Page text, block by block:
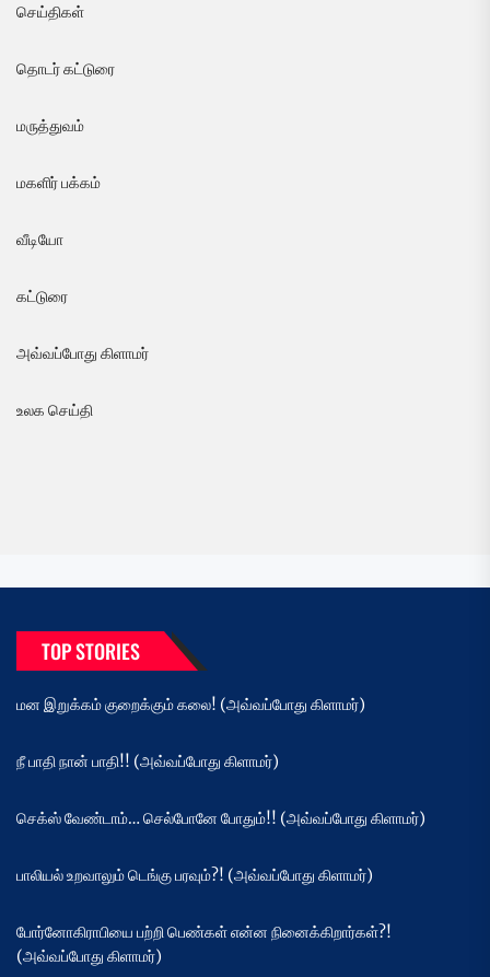
செய்திகள்
தொடர் கட்டுரை
மருத்துவம்
மகளிர் பக்கம்
வீடியோ
கட்டுரை
அவ்வப்போது கிளாமர்
உலக செய்தி
TOP STORIES
மன இறுக்கம் குறைக்கும் கலை! (அவ்வப்போது கிளாமர்)
நீ பாதி நான் பாதி!! (அவ்வப்போது கிளாமர்)
செக்ஸ் வேண்டாம்… செல்போனே போதும்!! (அவ்வப்போது கிளாமர்)
பாலியல் உறவாலும் டெங்கு பரவும்?! (அவ்வப்போது கிளாமர்)
போர்னோகிராபியை பற்றி பெண்கள் என்ன நினைக்கிறார்கள்?!
(அவ்வப்போது கிளாமர்)